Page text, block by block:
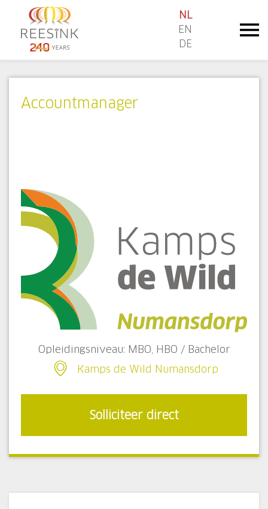
NL
EN
DE
Accountmanager
Opleidingsniveau: MBO, HBO / Bachelor
Kamps de Wild Numansdorp
Solliciteer direct